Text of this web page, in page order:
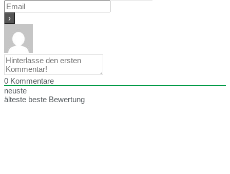
0 Kommentare
neuste
älteste beste Bewertung